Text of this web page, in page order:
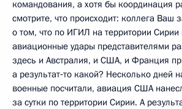
командования, а хотя бы координация
смотрите, что происходит: коллега Ваш
о том, что по ИГИЛ на территории Сирии
авиационные удары представителями
здесь и Австралия, и США, и Франция
а результат‑то какой? Несколько дней
военные посчитали, авиация США
за сутки по территории Сирии. А